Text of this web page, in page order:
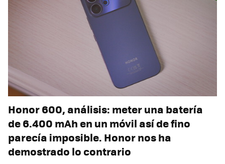
Honor 600, análisis: meter una batería
de 6.400 mAh en un móvil así de fino
parecía imposible. Honor nos ha
demostrado lo contrario